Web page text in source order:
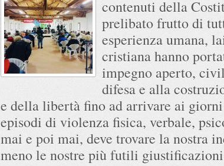
contenuti della
prelibato frutto di
esperienza umana,
cristiana hanno
impegno aperto,
difesa e alla
e della libertà fino ad arrivare ai
episodi di violenza fisica, verbale,
mai e poi mai, deve trovare la nostra
meno le nostre più futili